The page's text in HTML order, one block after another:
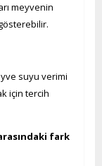
meyvenin
suyu verimi
için tercih
fark